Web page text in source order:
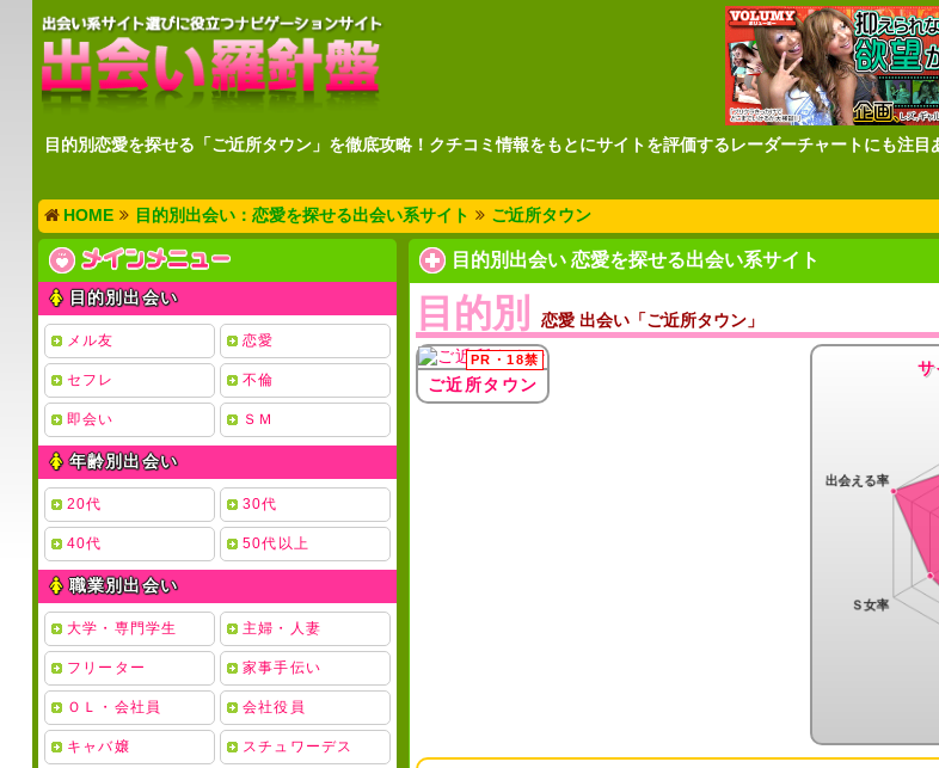
目的別恋愛を探せる「ご近所タウン」を徹底攻略！クチコミ情報をもとにサイトを評価するレーダーチャートにも注目
HOME 目的別出会い：恋愛を探せる出会い系サイト ご近所タウン
目的別出会い
メル友 恋愛
セフレ 不倫
即会い ＳＭ
年齢別出会い
20代 30代
40代 50代以上
職業別出会い
大学・専門学生 主婦・人妻
フリーター 家事手伝い
ＯＬ・会社員 会社役員
キャバ嬢 スチュワーデス
目的別出会い 恋愛を探せる出会い系サイト
目的別 恋愛 出会い「ご近所タウン」
ご近所タウン
サ